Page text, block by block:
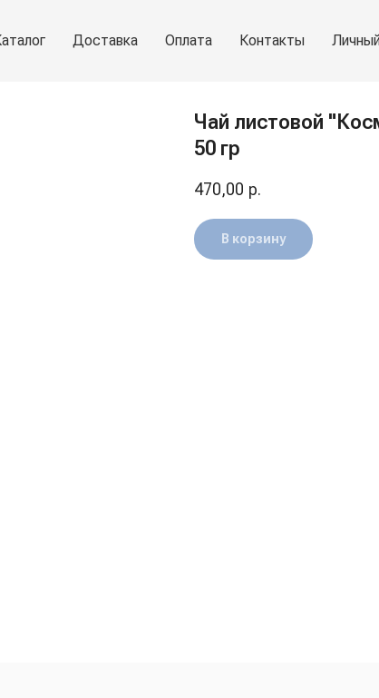
Доставка Оплата Контакты
Чай листовой
50 гр
470,00 р.
В корзину